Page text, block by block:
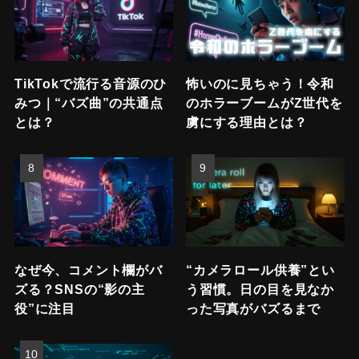
TikTokで流行る音源のひ
みつ｜“バズ曲”の共通点
とは？
怖いのに見ちゃう！令和
のホラーブームがZ世代を
虜にする理由とは？
なぜ今、コメント欄がバ
ズる？SNSの“影の主
役”に注目
“カメラロール供養”とい
う習慣。日の目を見なか
った写真がバズるまで